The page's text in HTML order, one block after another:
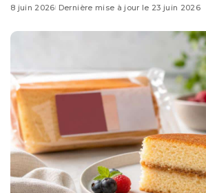
8 juin 2026 Dernière mise à jour le 23 juin 2026